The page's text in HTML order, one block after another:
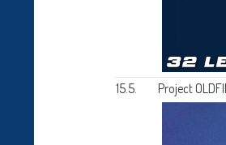
15.5. Project